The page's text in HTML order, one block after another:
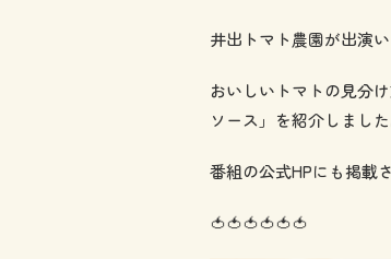
井出トマト農園が出演
おいしいトマトの見分
ソース」を紹介しました
番組の公式HPにも掲載
🍅🍅🍅🍅🍅🍅